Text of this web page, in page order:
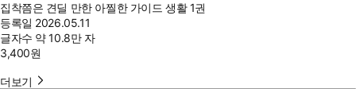
집착쯤은 견딜 만한 아찔한 가이드 생활 1권
등록일 2026.05.11
글자수 약 10.8만 자
3,400원
더보기